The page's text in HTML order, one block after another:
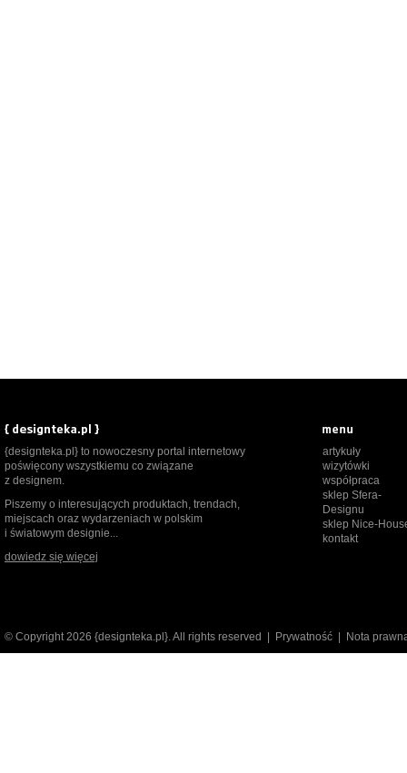
{designteka.pl} to nowoczesny portal internetowy
poświęcony wszystkiemu co związane
z designem.
Piszemy o interesujących produktach, trendach,
miejscach oraz wydarzeniach w polskim
i światowym designie...
dowiedz się więcej
artykuły
wizytówki
współpraca
sklep Sfera-
Designu
sklep Nice-
kontakt
© Copyright 2026 {designteka.pl}. All rights reserved | Prywatność Nota